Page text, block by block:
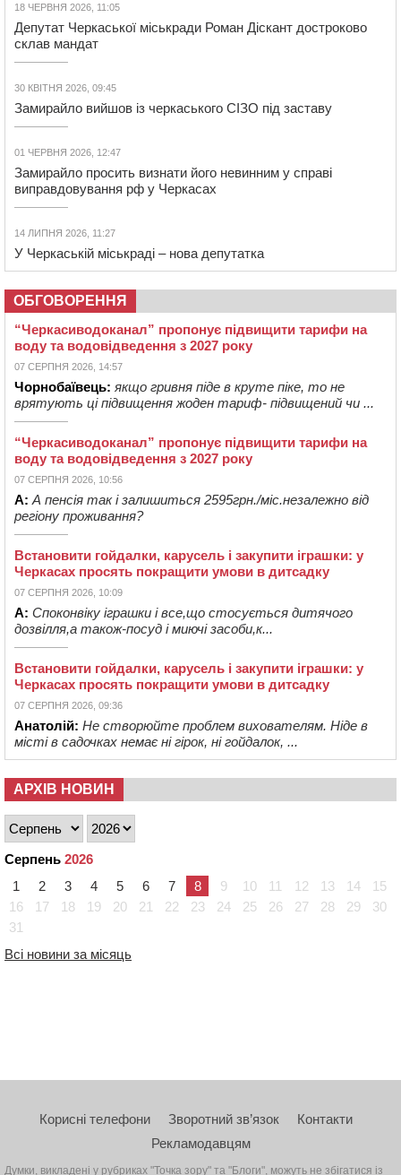
18 ЧЕРВНЯ 2026, 11:05
Депутат Черкаської міськради Роман Діскант достроково
склав мандат
30 КВІТНЯ 2026, 09:45
Замирайло вийшов із черкаського СІЗО під заставу
01 ЧЕРВНЯ 2026, 12:47
Замирайло просить визнати його невинним у справі
виправдовування рф у Черкасах
14 ЛИПНЯ 2026, 11:27
У Черкаській міськраді – нова депутатка
ОБГОВОРЕННЯ
“Черкасиводоканал” пропонує підвищити тарифи на
воду та водовідведення з 2027 року
07 СЕРПНЯ 2026, 14:57
Чорнобаївець: якщо гривня піде в круте піке, то не
врятують ці підвищення жоден тариф- підвищений чи ...
“Черкасиводоканал” пропонує підвищити тарифи на
воду та водовідведення з 2027 року
07 СЕРПНЯ 2026, 10:56
А: А пенсія так і залишиться 2595грн./міс.незалежно від
регіону проживання?
Встановити гойдалки, карусель і закупити іграшки: у
Черкасах просять покращити умови в дитсадку
07 СЕРПНЯ 2026, 10:09
А: Споконвіку іграшки і все,що стосується дитячого
дозвілля,а також-посуд і миючі засоби,к...
Встановити гойдалки, карусель і закупити іграшки: у
Черкасах просять покращити умови в дитсадку
07 СЕРПНЯ 2026, 09:36
Анатолій: Не створюйте проблем вихователям. Ніде в
місті в садочках немає ні гірок, ні гойдалок, ...
АРХІВ НОВИН
Серпень 2026
1
2 3 4 5 6 7 8 9 10 11 12 13 14
15
16
17 18 19 20 21 22 23 24 25 26 27 28 29
30
31
Всі новини за місяць
Корисні телефони Зворотний зв’язок
Контакти
Рекламодавцям
Думки, викладені у рубриках "Точка зору" та "Блоги", можуть не збігатися із